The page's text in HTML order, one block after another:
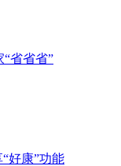
省省省”
好康”功能